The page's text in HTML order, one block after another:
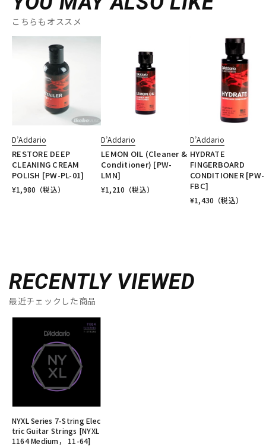
こちらもオススメ
D’Addario
RESTORE DEEP
CLEANING CREAM
POLISH [PW-PL-01]
¥1,980 （税込）
D’Addario
LEMON OIL (Cleaner &
Conditioner) [PW-
LMN]
¥1,210 （税込）
D’Addario
HYDRATE
FINGERBOARD
CONDITIONER [PW-
FBC]
¥1,430 （税込）
RECENTLY VIEWED
最近チェックした商品
NYXL Series 7-String Elec
tric Guitar Strings [NYXL
1164 Medium， 11-64]